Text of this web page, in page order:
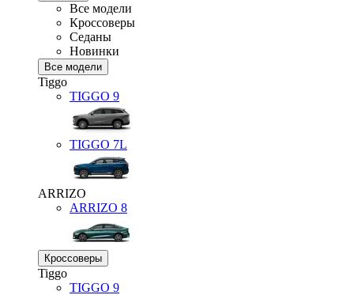
Все модели
Кроссоверы
Седаны
Новинки
Все модели
Tiggo
TIGGO 9
TIGGO 7L
ARRIZO
ARRIZO 8
Кроссоверы
Tiggo
TIGGO 9